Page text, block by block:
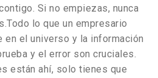
Si no empiezas, nunca
lo que un empresario
el universo y la información
y el error son cruciales.
están ahí, solo tienes que